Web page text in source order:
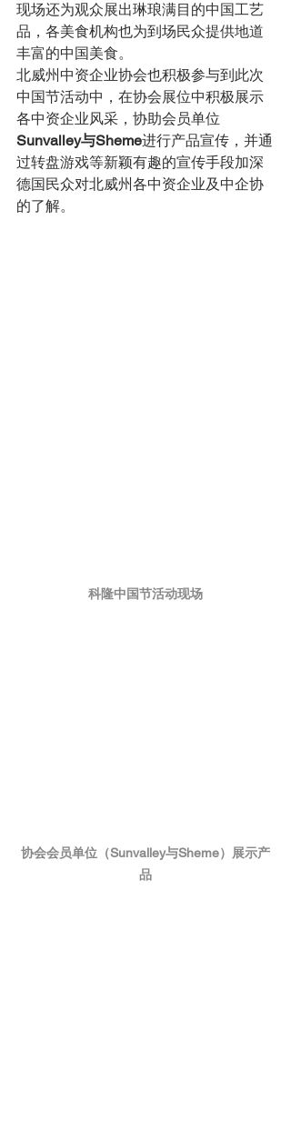
现场还为观众展出琳琅满目的中国工艺
品，各美食机构也为到场民众提供地道
丰富的中国美食。
北威州中资企业协会也积极参与到此次
中国节活动中，在协会展位中积极展示
各中资企业风采，协助会员单位
Sunvalley与Sheme进行产品宣传，并通
过转盘游戏等新颖有趣的宣传手段加深
德国民众对北威州各中资企业及中企协
的了解。
科隆中国节活动现场
协会会员单位（Sunvalley与Sheme）展示产
品